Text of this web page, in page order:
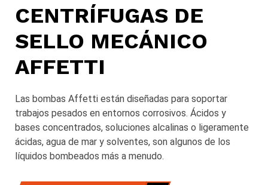
CENTRÍFUGAS DE
SELLO MECÁNICO
AFFETTI
Las bombas Affetti están diseñadas para soportar
trabajos pesados en entornos corrosivos. Ácidos y
bases concentrados, soluciones alcalinas o ligeramente
ácidas, agua de mar y solventes, son algunos de los
líquidos bombeados más a menudo.